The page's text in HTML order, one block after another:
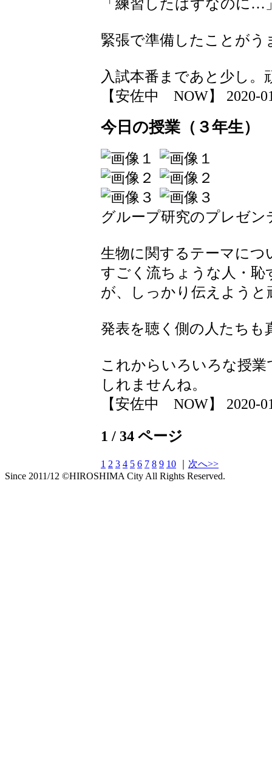
緊張で準備したことが
入試本番まであと少し。
【安佐中 NOW】 2020-
今日の授業（３年生）
グループ研究のプレゼ
生物に関するテーマに
すごく流ちょうな人・
が、しっかり伝えようと
発表を聴く側の人たちも
これからいろいろな授
しれませんね。
【安佐中 NOW】 2020-
1 / 34 ページ
1 2 3 4 5 6 7 8 9 10
次へ>>
Since 2011/12 ©HIROSHIMA City All Rights Reserved.